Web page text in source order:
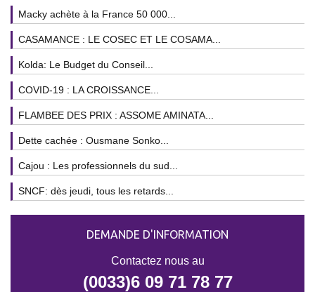
Macky achète à la France 50 000...
CASAMANCE : LE COSEC ET LE COSAMA...
Kolda: Le Budget du Conseil...
COVID-19 : LA CROISSANCE...
FLAMBEE DES PRIX : ASSOME AMINATA...
Dette cachée : Ousmane Sonko...
Cajou : Les professionnels du sud...
SNCF: dès jeudi, tous les retards...
DEMANDE D'INFORMATION
Contactez nous au
(0033)6 09 71 78 77